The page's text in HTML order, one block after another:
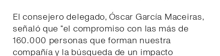
El consejero delegado, Óscar García Maceiras,
señaló que “el compromiso con las más de
160.000 personas que forman nuestra
compañía y la búsqueda de un impacto